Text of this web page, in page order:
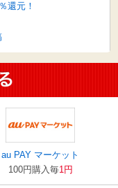
還元！
au PAY マーケット
100円購入毎1円